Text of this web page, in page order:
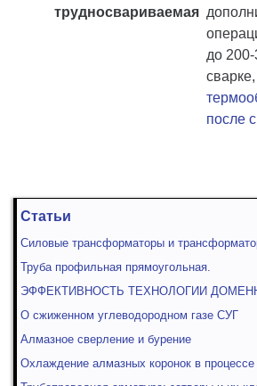
трудносвариваемая
до
сварке,
после
Статьи
Силовые трансформаторы и
Труба профильная прямоугольная.
ЭФФЕКТИВНОСТЬ ТЕХНОЛОГИИ
О сжиженном углеводородном газе СУГ
Алмазное сверление и бурение
Охлаждение алмазных коронок в процессе